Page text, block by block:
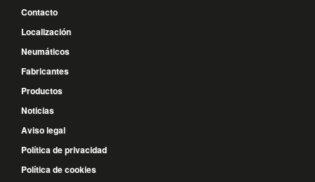
Contacto
Localización
Neumáticos
Fabricantes
Productos
Noticias
Aviso legal
Política de privacidad
Política de cookies